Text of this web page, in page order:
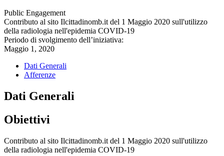
Public Engagement
Contributo al sito Ilcittadinomb.it del 1 Maggio 2020 sull'utilizzo
della radiologia nell'epidemia COVID-19
Periodo di svolgimento dell’iniziativa:
Maggio 1, 2020
Dati Generali
Afferenze
Dati Generali
Obiettivi
Contributo al sito Ilcittadinomb.it del 1 Maggio 2020 sull'utilizzo
della radiologia nell'epidemia COVID-19